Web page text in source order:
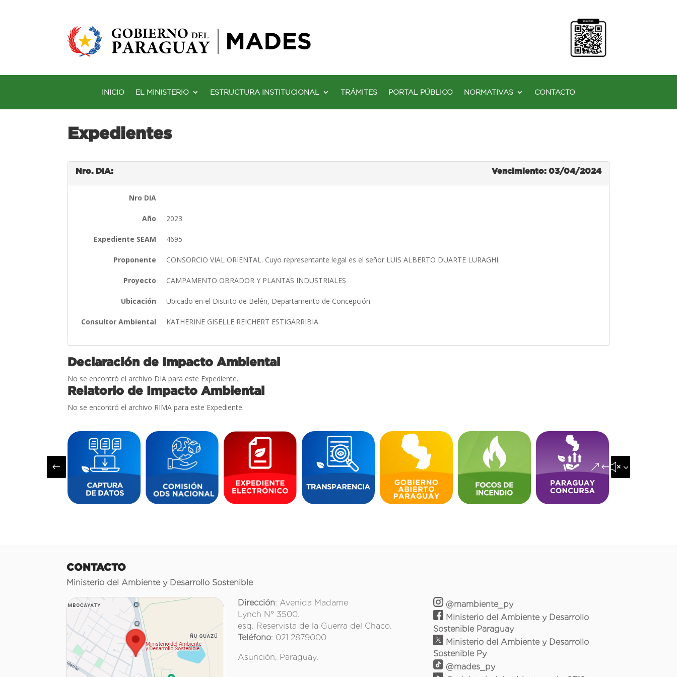
INICIO EL MINISTERIO ESTRUCTURA INSTITUCIONAL TRÁMITES PORTAL PÚBLICO NORMATIVAS CONTACTO
Expedientes
Nro. DIA: Vencimiento: 03/04/2024
Nro DIA
Año 2023
Expediente SEAM 4695
Proponente CONSORCIO VIAL ORIENTAL. Cuyo representante legal es el señor LUIS ALBERTO DUARTE LURAGHI.
Proyecto CAMPAMENTO OBRADOR Y PLANTAS INDUSTRIALES
Ubicación Ubicado en el Distrito de Belén, Departamento de Concepción.
Consultor Ambiental KATHERINE GISELLE REICHERT ESTIGARRIBIA.
Declaración de Impacto Ambiental
No se encontró el archivo DIA para este Expediente.
Relatorio de Impacto Ambiental
No se encontró el archivo RIMA para este Expediente.
# &#x35;
CONTACTO
Ministerio del Ambiente y Desarrollo Sostenible
Dirección: Avenida Madame
Lynch N° 3500.
esq. Reservista de la Guerra del Chaco.
Teléfono: 021 2879000
Asunción, Paraguay.
@mambiente_py
Ministerio del Ambiente y Desarrollo
Sostenible Paraguay
Ministerio del Ambiente y Desarrollo
Sostenible Py
@mades_py